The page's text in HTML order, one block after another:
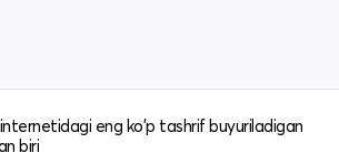
eng ko'p tashrif buyuriladigan
biri